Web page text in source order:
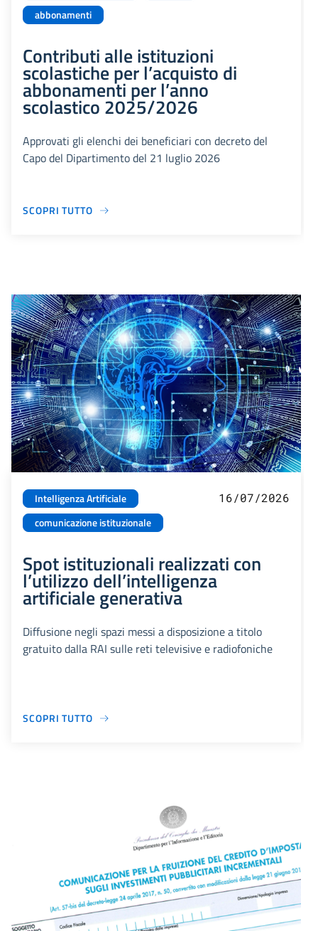
abbonamenti
Contributi alle istituzioni
scolastiche per l’acquisto di
abbonamenti per l’anno
scolastico 2025/2026
Approvati gli elenchi dei beneficiari con decreto del
Capo del Dipartimento del 21 luglio 2026
SCOPRI TUTTO
Intelligenza Artificiale
comunicazione istituzionale
16/07/2026
Spot istituzionali realizzati con
l’utilizzo dell’intelligenza
artificiale generativa
Diffusione negli spazi messi a disposizione a titolo
gratuito dalla RAI sulle reti televisive e radiofoniche
SCOPRI TUTTO